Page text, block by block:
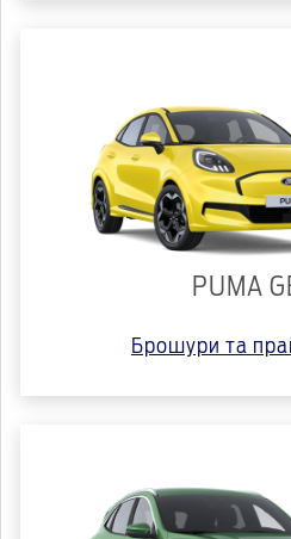
PUMA
Брошури та